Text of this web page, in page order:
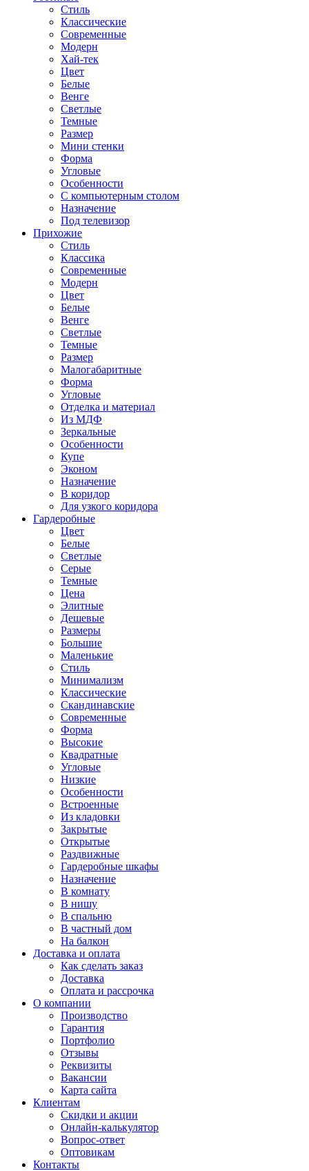
Стиль
Классические
Современные
Модерн
Хай-тек
Цвет
Белые
Венге
Светлые
Темные
Размер
Мини стенки
Форма
Угловые
Особенности
С компьютерным столом
Назначение
Под телевизор
Прихожие
Стиль
Классика
Современные
Модерн
Цвет
Белые
Венге
Светлые
Темные
Размер
Малогабаритные
Форма
Угловые
Отделка и материал
Из МДФ
Зеркальные
Особенности
Купе
Эконом
Назначение
В коридор
Для узкого коридора
Гардеробные
Цвет
Белые
Светлые
Серые
Темные
Цена
Элитные
Дешевые
Размеры
Большие
Маленькие
Стиль
Минимализм
Классические
Скандинавские
Современные
Форма
Высокие
Квадратные
Угловые
Низкие
Особенности
Встроенные
Из кладовки
Закрытые
Открытые
Раздвижные
Гардеробные шкафы
Назначение
В комнату
В нишу
В спальню
В частный дом
На балкон
Доставка и оплата
Как сделать заказ
Доставка
Оплата и рассрочка
О компании
Производство
Гарантия
Портфолио
Отзывы
Реквизиты
Вакансии
Карта сайта
Клиентам
Скидки и акции
Онлайн-калькулятор
Вопрос-ответ
Оптовикам
Контакты